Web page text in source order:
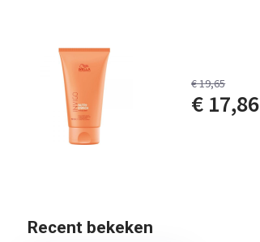
€ 19,65
€ 17,86
Recent bekeken